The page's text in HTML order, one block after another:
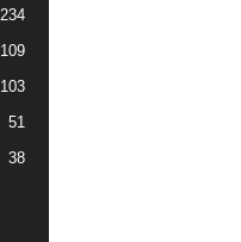
234
109
103
51
38